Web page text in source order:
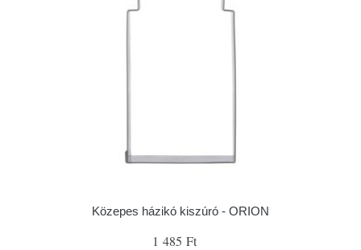
Közepes házikó kiszúró - ORION
1 485 Ft